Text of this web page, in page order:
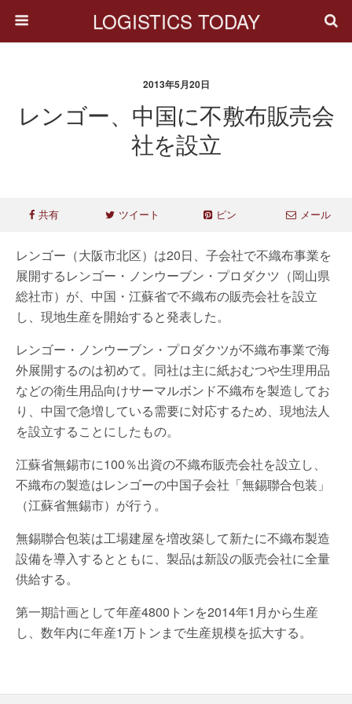
LOGISTICS TODAY
2013年5月20日
レンゴー、中国に不敷布販売会
社を設立
共有 ツイート ピン メール
レンゴー（大阪市北区）は20日、子会社で不織布事業を
展開するレンゴー・ノンウーブン・プロダクツ（岡山県
総社市）が、中国・江蘇省で不織布の販売会社を設立
し、現地生産を開始すると発表した。
レンゴー・ノンウーブン・プロダクツが不織布事業で海
外展開するのは初めて。同社は主に紙おむつや生理用品
などの衛生用品向けサーマルボンド不織布を製造してお
り、中国で急増している需要に対応するため、現地法人
を設立することにしたもの。
江蘇省無錫市に100％出資の不織布販売会社を設立し、
不織布の製造はレンゴーの中国子会社「無錫聯合包装」
（江蘇省無錫市）が行う。
無錫聯合包装は工場建屋を増改築して新たに不織布製造
設備を導入するとともに、製品は新設の販売会社に全量
供給する。
第一期計画として年産4800トンを2014年1月から生産
し、数年内に年産1万トンまで生産規模を拡大する。